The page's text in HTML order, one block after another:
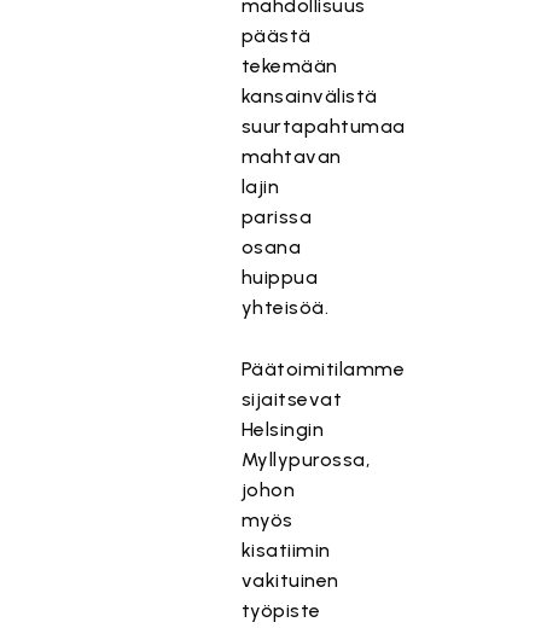
mahdollisuus
päästä
tekemään
kansainvälistä
suurtapahtumaa
mahtavan
lajin
parissa
osana
huippua
yhteisöä.
Päätoimitilamme
sijaitsevat
Helsingin
Myllypurossa,
johon
myös
kisatiimin
vakituinen
työpiste